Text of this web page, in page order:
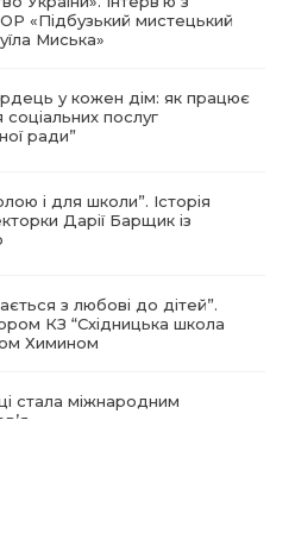
«Підбузький мистецький
Миська»
у кожен дім: як працює
послуг
ради”
і для школи”. Історія
Дарії Барщик із
з любові до дітей”.
КЗ “Східницька школа
Химином
стала міжнародним